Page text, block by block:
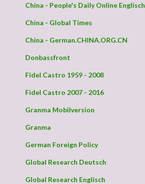
China - People's Daily Online Englisch
China - Global Times
China - German.CHINA.ORG.CN
Donbassfront
Fidel Castro 1959 - 2008
Fidel Castro 2007 - 2016
Granma Mobilversion
Granma
German Foreign Policy
Global Research Deutsch
Global Research Englisch